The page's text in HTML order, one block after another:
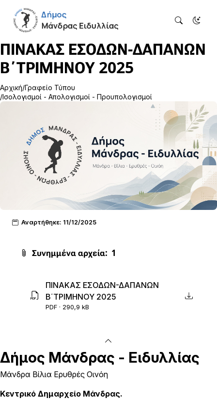
ΠΙΝΑΚΑΣ ΕΣΟΔΩΝ-ΔΑΠΑΝΩΝ
Β΄ΤΡΙΜΗΝΟΥ 2025
Αρχική Γραφείο Τύπου
Ισολογισμοί - Απολογισμοί - Προυπολογισμοί
Αναρτήθηκε: 11/12/2025
Συνημμένα αρχεία: 1
ΠΙΝΑΚΑΣ ΕΣΟΔΩΝ-ΔΑΠΑΝΩΝ
Β΄ΤΡΙΜΗΝΟΥ 2025
PDF · 290,9 kB
Δήμος Μάνδρας - Ειδυλλίας
Μάνδρα Βίλια Ερυθρές Οινόη
Κεντρικό Δημαρχείο Μάνδρας.